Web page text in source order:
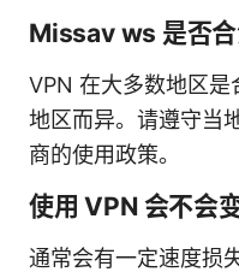
Missav ws 是否合
VPN 在大多数地区
地区而异。请遵守当
商的使用政策。
使用 VPN 会不会变
通常会有一定速度损